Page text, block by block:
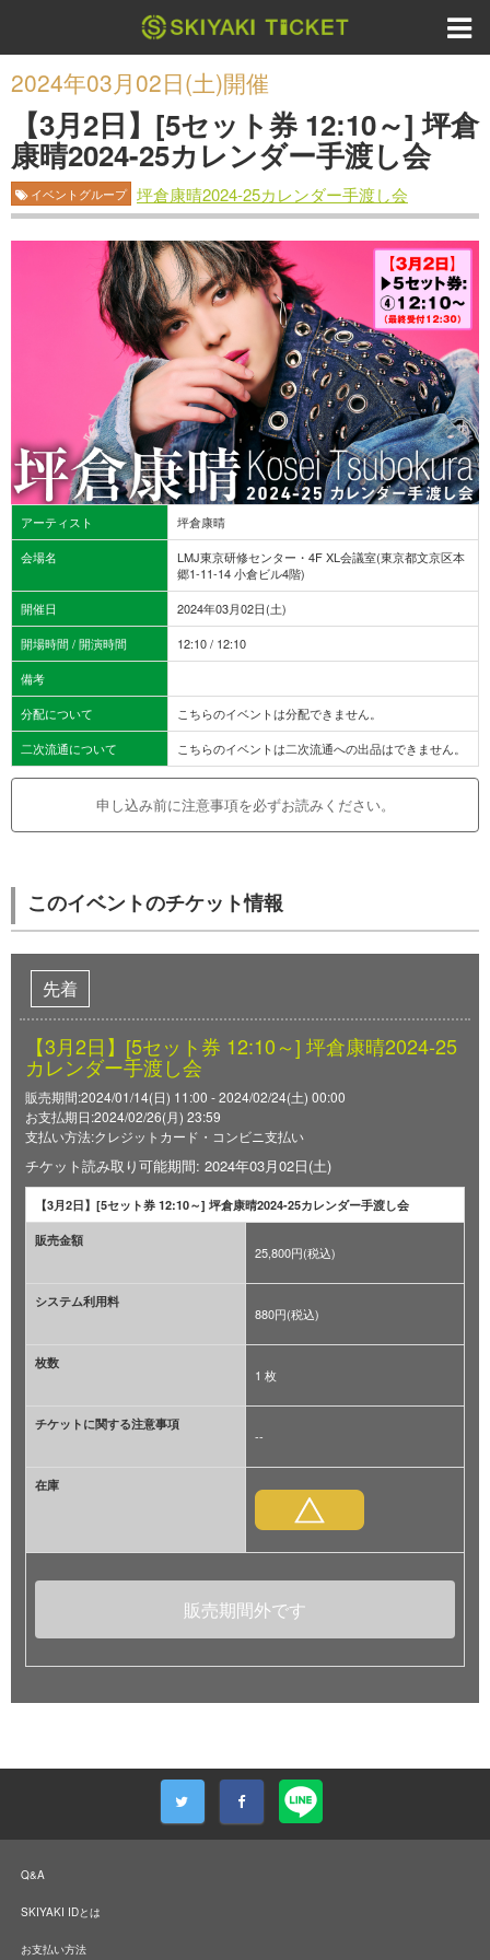
2024年03月02日(土)開催
【3月2日】[5セット券 12:10～] 坪倉
康晴2024-25カレンダー手渡し会
イベントグループ 坪倉康晴2024-25カレンダー手渡し会
アーティスト
坪倉康晴
会場名
LMJ東京研修センター・4F XL会議室(東京都文京区本
郷1-11-14 小倉ビル4階)
開催日
2024年03月02日(土)
開場時間 / 開演時間
12:10 / 12:10
備考
分配について
こちらのイベントは分配できません。
二次流通について
こちらのイベントは二次流通への出品はできません。
申し込み前に注意事項を必ずお読みください。
このイベントのチケット情報
先着
【3月2日】[5セット券 12:10～] 坪倉康晴2024-25
カレンダー手渡し会
販売期間:2024/01/14(日) 11:00 - 2024/02/24(土) 00:00
お支払期日:2024/02/26(月) 23:59
支払い方法:クレジットカード・コンビニ支払い
チケット読み取り可能期間: 2024年03月02日(土)
【3月2日】[5セット券 12:10～] 坪倉康晴2024-25カレンダー手渡し会
販売金額
25,800円(税込)
システム利用料
880円(税込)
枚数
1 枚
チケットに関する注意事項
--
在庫
販売期間外です
Q&A
SKIYAKI IDとは
お支払い方法